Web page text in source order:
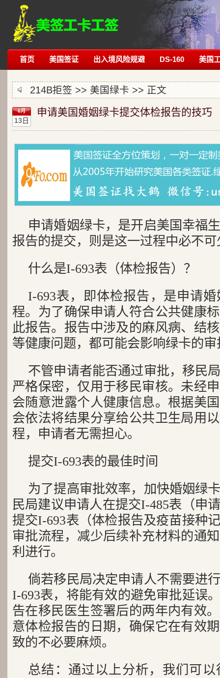
首页 美国签证 出入境风险规避 DS-160 美国
214B拒签 >> 美国绿卡 >> 正文
6月
13日
申请美国婚姻绿卡提交体检报告的技巧
申请婚姻绿卡，是开启美国幸福
报告的提交，则是这一过程中必不
什么是I-693表（体检报告）？
I-693表，即体检报告，是申请
程。为了确保申请人符合公共健康
此报告。报告中涉及的麻风病、结
等健康问题，都可能会影响绿卡的审
不管申请者能否通过审批，移民
严格保密，仅用于移民审核。未经
会随意泄露个人健康信息。根据美
会依法将结果分享给公共卫生局用
程，申请者无需担心。
提交I-693表的最佳时间
为了提高审批效率，加快婚姻绿
民局建议申请人在提交I-485表（申
提交I-693表（体检报告及疫苗接种
审批流程，减少后续补充材料的通
利进行。
倘若移民局决定申请人不需要进
I-693表，将能有效的避免审批延误
告在移民医生签署后的两年内有效
意体检报告的日期，确保它在有效
致的不必要麻烦。
总结：通过以上分析，我们可